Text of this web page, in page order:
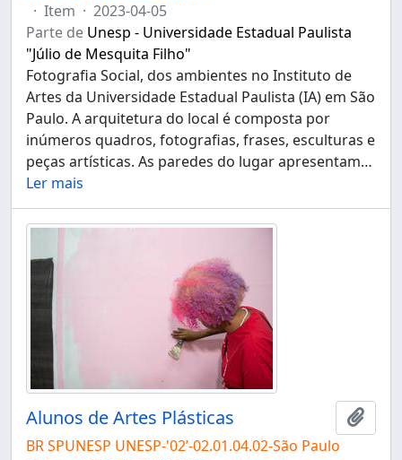
· Item · 2023-04-05
Parte de Unesp - Universidade Estadual Paulista
"Júlio de Mesquita Filho"
Fotografia Social, dos ambientes no Instituto de
Artes da Universidade Estadual Paulista (IA) em São
Paulo. A arquitetura do local é composta por
inúmeros quadros, fotografias, frases, esculturas e
peças artísticas. As paredes do lugar apresentam…
Ler mais
Alunos de Artes Plásticas
BR SPUNESP UNESP-'02’-02.01.04.02-São Paulo